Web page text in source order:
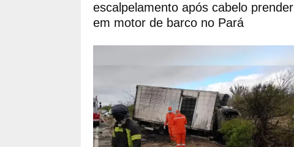
escalpelamento após cabelo prender
em motor de barco no Pará